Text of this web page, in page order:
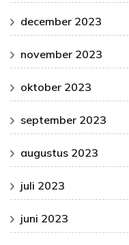
december 2023
november 2023
oktober 2023
september 2023
augustus 2023
juli 2023
juni 2023